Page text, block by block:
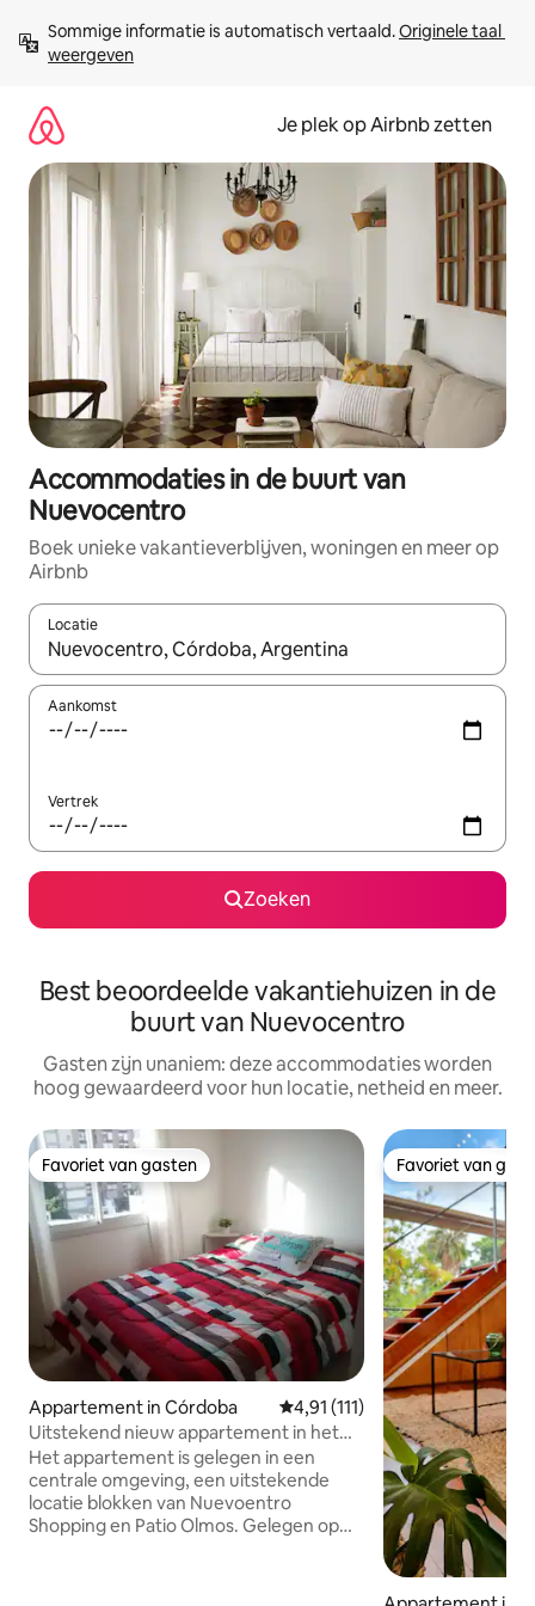
direct
naar
Sommige informatie is automatisch vertaald. Originele taal
weergeven
Je plek op Airbnb zetten
Accommodaties in de buurt van
Nuevocentro
Boek unieke vakantieverblijven, woningen en meer op
Airbnb
Locatie
Wanneer er resultaten beschikbaar zijn, maak je een keuze
Aankomst
Vertrek
Zoeken
Best beoordeelde vakantiehuizen in de
buurt van Nuevocentro
Gasten zijn unaniem: deze accommodaties worden
hoog gewaardeerd voor hun locatie, netheid en meer.
Favoriet van gasten
Favoriet van gasten
Appartement in Córdoba Gemiddelde beoordeling van
4,91 (111)
Uitstekend nieuw appartement in het
centrum van Cordoba
Het appartement is gelegen in een
centrale omgeving, een uitstekende
locatie blokken van Nuevoentro
Shopping en Patio Olmos. Gelegen op
Favoriet van
Favoriet van